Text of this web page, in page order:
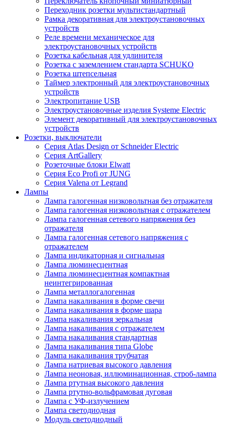
Переходник розетки мультистандартный
Рамка декоративная для электроустановочных
устройств
Реле времени механическое для
электроустановочных устройств
Розетка кабельная для удлинителя
Розетка с заземлением стандарта SCHUKO
Розетка штепсельная
Таймер электронный для электроустановочных
устройств
Электропитание USB
Электроустановочные изделия Systeme Electric
Элемент декоративный для электроустановочных
устройств
Розетки, выключатели
Серия Atlas Design от Schneider Electric
Серия ArtGallery
Розеточные блоки Elwatt
Серия Eco Profi от JUNG
Серия Valena от Legrand
Лампы
Лампа галогенная низковольтная без отражателя
Лампа галогенная низковольтная с отражателем
Лампа галогенная сетевого напряжения без
отражателя
Лампа галогенная сетевого напряжения с
отражателем
Лампа индикаторная и сигнальная
Лампа люминесцентная
Лампа люминесцентная компактная
неинтегрированная
Лампа металлогалогенная
Лампа накаливания в форме свечи
Лампа накаливания в форме шара
Лампа накаливания зеркальная
Лампа накаливания с отражателем
Лампа накаливания стандартная
Лампа накаливания типа Globe
Лампа накаливания трубчатая
Лампа натриевая высокого давления
Лампа неоновая, иллюминационная, строб-лампа
Лампа ртутная высокого давления
Лампа ртутно-вольфрамовая дуговая
Лампа с УФ-излучением
Лампа светодиодная
Модуль светодиодный